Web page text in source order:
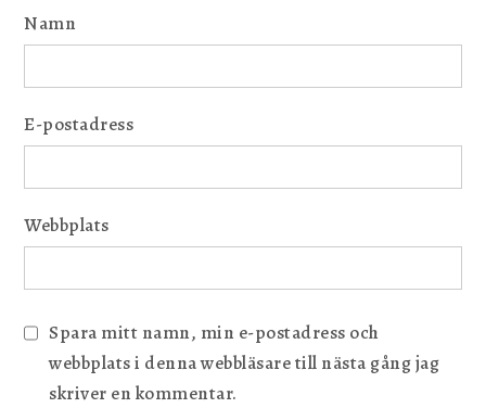
Namn
E-postadress
Webbplats
Spara mitt namn, min e-postadress och
webbplats i denna webbläsare till nästa gång jag
skriver en kommentar.